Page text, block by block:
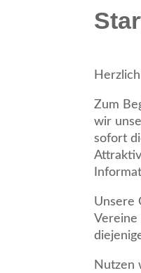
Zum
wir
sofort
Unsere
Vereine
Nutzen